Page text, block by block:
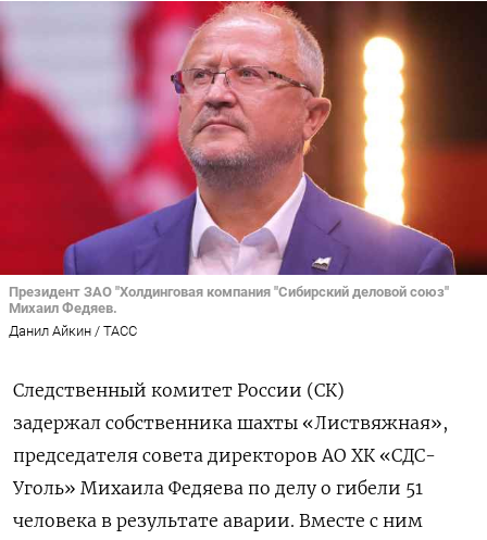
Президент ЗАО "Холдинговая компания "Сибирский деловой союз"
Михаил Федяев.
Данил Айкин / ТАСС
Следственный комитет России (СК)
задержал собственника шахты «Листвяжная»,
председателя совета директоров АО ХК «СДС-
Уголь» Михаила Федяева по делу о гибели 51
человека в результате аварии. Вместе с ним